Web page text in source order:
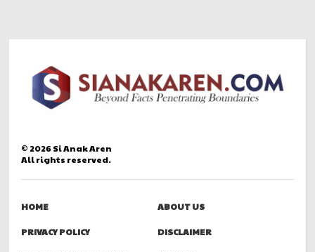
© 2026Si Anak Aren
All rights reserved.
HOME ABOUT US
PRIVACY POLICY DISCLAIMER